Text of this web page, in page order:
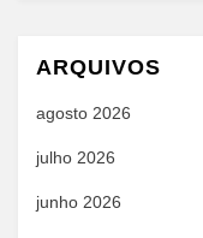
ARQUIVOS
agosto 2026
julho 2026
junho 2026